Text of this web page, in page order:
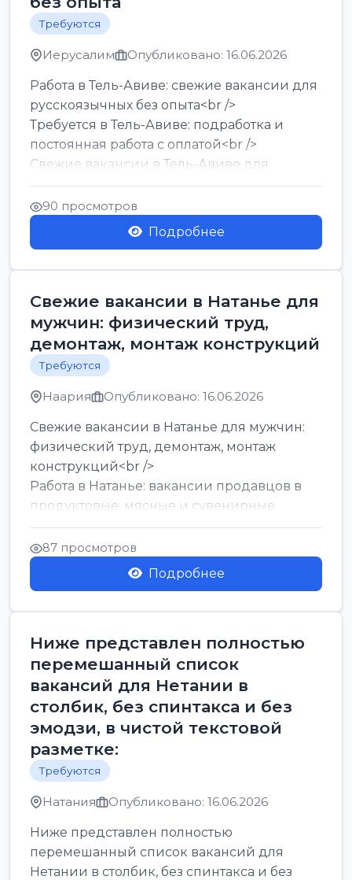
Требуются
Иерусалим Опубликовано: 16.06.2026
Работа в Тель-Авиве: свежие вакансии для
русскоязычных без опыта<br />
Требуется в Тель-Авиве: подработка и
постоянная работа с оплатой<br />
Свежие вакансии в Тель-Авиве для
мужчин и женщин от хозя...
90 просмотров
Подробнее
Свежие вакансии в Натанье для
мужчин: физический труд,
демонтаж, монтаж конструкций
Требуются
Наария Опубликовано: 16.06.2026
Свежие вакансии в Натанье для мужчин:
физический труд, демонтаж, монтаж
конструкций<br />
Работа в Натанье: вакансии продавцов в
продуктовые, мясные и сувенирные
лавки<br />
Разнорабочий на сборку м...
87 просмотров
Подробнее
Ниже представлен полностью
перемешанный список
вакансий для Нетании в
столбик, без спинтакса и без
эмодзи, в чистой текстовой
разметке:
Требуются
Натания Опубликовано: 16.06.2026
Ниже представлен полностью
перемешанный список вакансий для
Нетании в столбик, без спинтакса и без